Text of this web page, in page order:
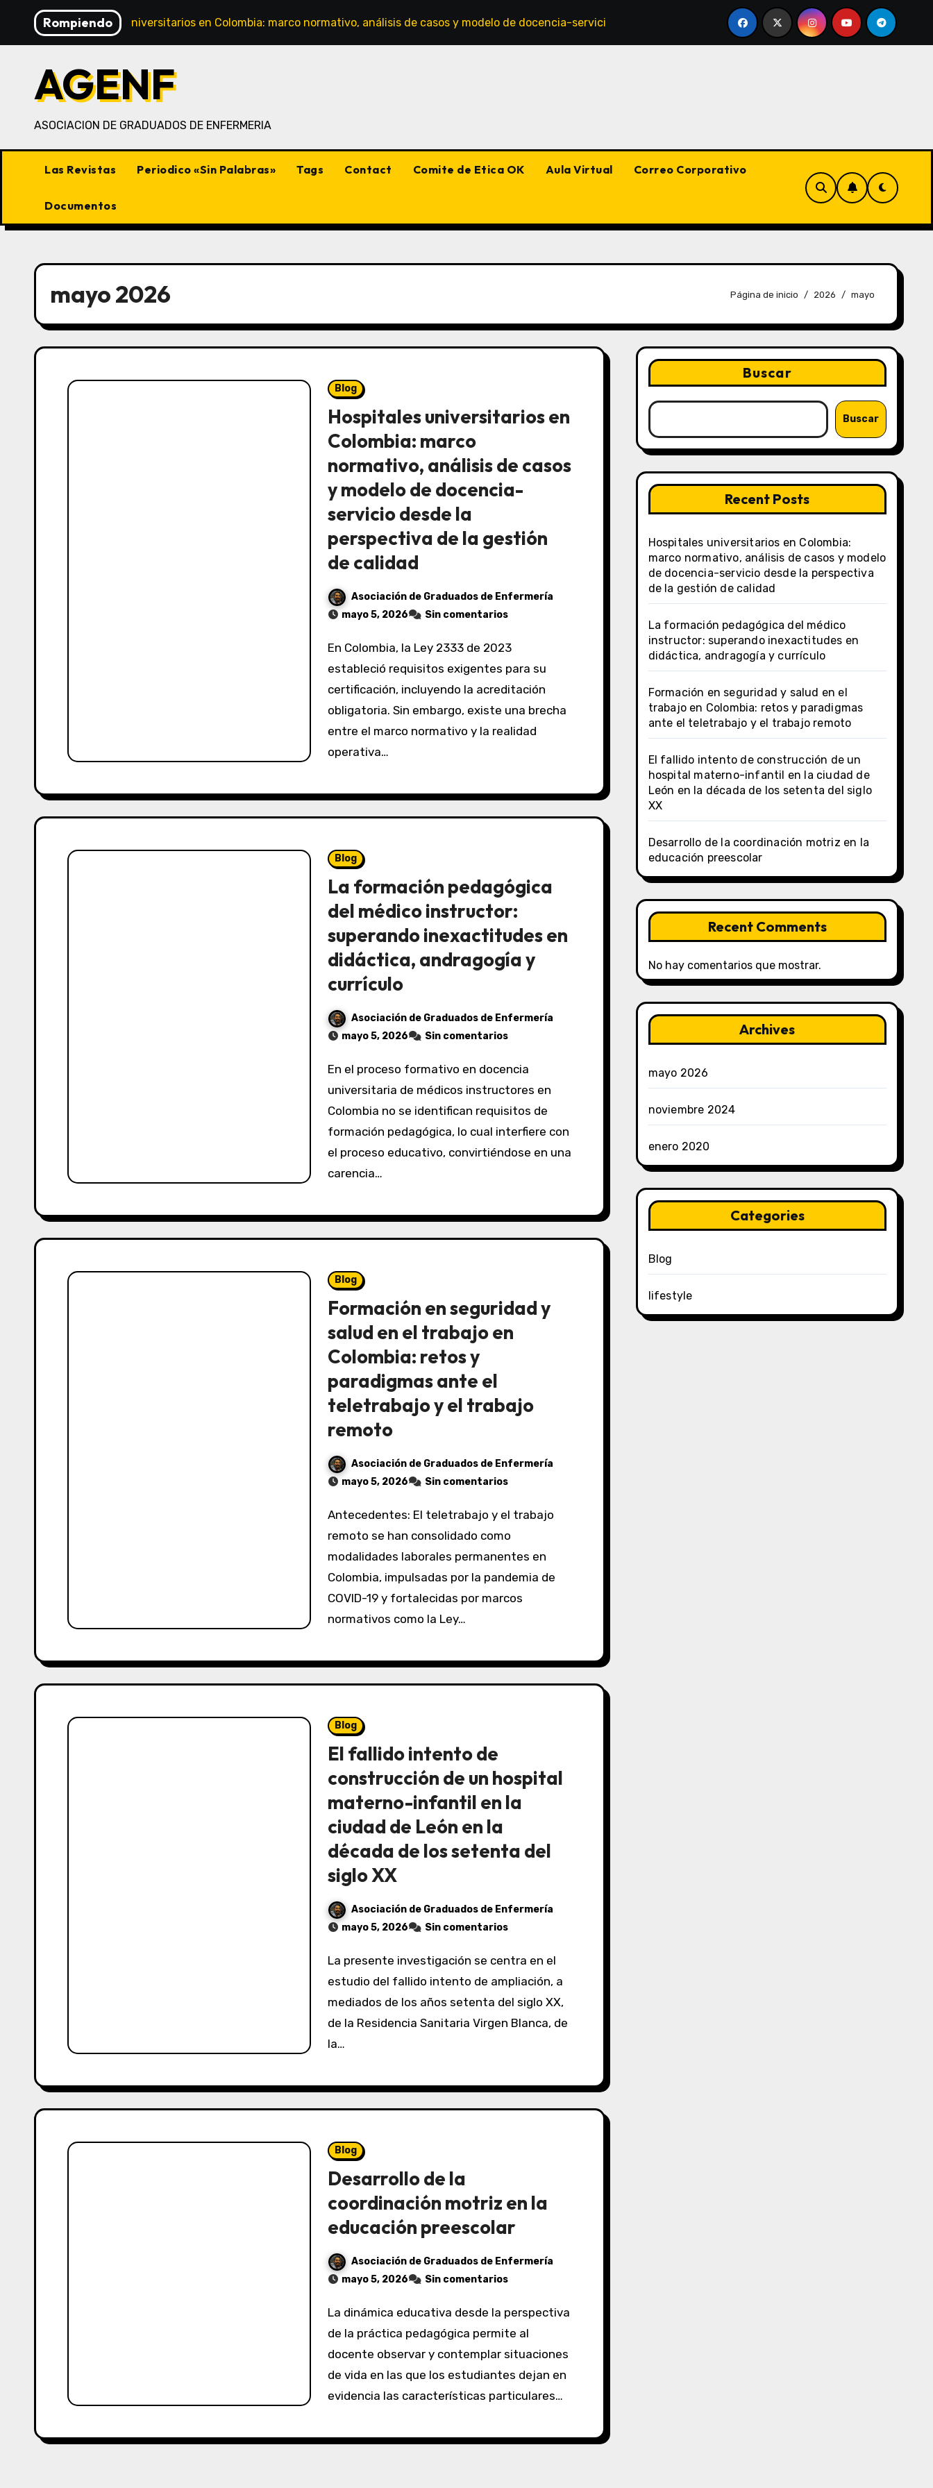
contenido
Rompiendo
Hospitales universitarios en Colombia: marco normativo, análisis de casos y modelo de docencia-servicio desde la perspectiva de la gestión de calidad La
AGENF
ASOCIACION DE GRADUADOS DE ENFERMERIA
Las Revistas Periodico «Sin Palabras» Tags Contact Comite de Etica OK Aula Virtual Correo Corporativo
Documentos
mayo 2026 Página de inicio 2026 mayo
Blog
Hospitales universitarios en
Colombia: marco
normativo, análisis de casos
y modelo de docencia-
servicio desde la
perspectiva de la gestión
de calidad
Asociación de Graduados de Enfermería
mayo 5, 2026
Sin comentarios
En Colombia, la Ley 2333 de 2023
estableció requisitos exigentes para su
certificación, incluyendo la acreditación
obligatoria. Sin embargo, existe una brecha
entre el marco normativo y la realidad
operativa…
Blog
La formación pedagógica
del médico instructor:
superando inexactitudes en
didáctica, andragogía y
currículo
Asociación de Graduados de Enfermería
mayo 5, 2026
Sin comentarios
En el proceso formativo en docencia
universitaria de médicos instructores en
Colombia no se identifican requisitos de
formación pedagógica, lo cual interfiere con
el proceso educativo, convirtiéndose en una
carencia…
Blog
Formación en seguridad y
salud en el trabajo en
Colombia: retos y
paradigmas ante el
teletrabajo y el trabajo
remoto
Asociación de Graduados de Enfermería
mayo 5, 2026
Sin comentarios
Antecedentes: El teletrabajo y el trabajo
remoto se han consolidado como
modalidades laborales permanentes en
Colombia, impulsadas por la pandemia de
COVID-19 y fortalecidas por marcos
normativos como la Ley…
Blog
El fallido intento de
construcción de un hospital
materno-infantil en la
ciudad de León en la
década de los setenta del
siglo XX
Asociación de Graduados de Enfermería
mayo 5, 2026
Sin comentarios
La presente investigación se centra en el
estudio del fallido intento de ampliación, a
mediados de los años setenta del siglo XX,
de la Residencia Sanitaria Virgen Blanca, de
la…
Blog
Desarrollo de la
coordinación motriz en la
educación preescolar
Asociación de Graduados de Enfermería
mayo 5, 2026
Sin comentarios
La dinámica educativa desde la perspectiva
de la práctica pedagógica permite al
docente observar y contemplar situaciones
de vida en las que los estudiantes dejan en
evidencia las características particulares…
Buscar
Buscar
Recent Posts
Hospitales universitarios en Colombia:
marco normativo, análisis de casos y modelo
de docencia-servicio desde la perspectiva
de la gestión de calidad
La formación pedagógica del médico
instructor: superando inexactitudes en
didáctica, andragogía y currículo
Formación en seguridad y salud en el
trabajo en Colombia: retos y paradigmas
ante el teletrabajo y el trabajo remoto
El fallido intento de construcción de un
hospital materno-infantil en la ciudad de
León en la década de los setenta del siglo
XX
Desarrollo de la coordinación motriz en la
educación preescolar
Recent Comments
No hay comentarios que mostrar.
Archives
mayo 2026
noviembre 2024
enero 2020
Categories
Blog
lifestyle